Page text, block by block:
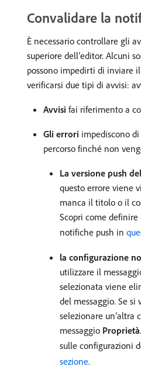
Convalidare la
È necessario controllare gli
superiore dell’editor. Alcuni
possono impedirti di inviare il
verificarsi due tipi di avvisi:
Avvisi fai riferimento a
Gli errori impediscono
percorso finché non
La versione push
questo errore viene
manca il titolo o il
Scopri come
notifiche push in
la configurazione
utilizzare il
selezionata viene
del messaggio. Se si
selezionare un’altra
messaggio Proprietà
sulle configurazioni
sezione.